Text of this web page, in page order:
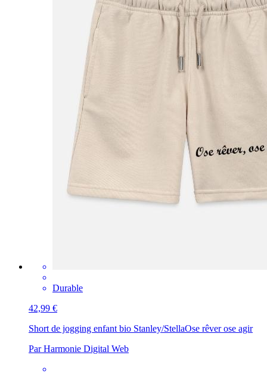
Durable
42,99 €
Short de jogging enfant bio Stanley/StellaOse rêver ose agir
Par Harmonie Digital Web